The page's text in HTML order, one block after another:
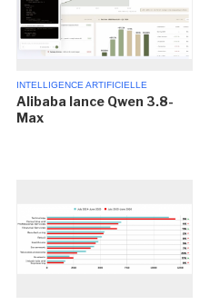
INTELLIGENCE ARTIFICIELLE
Alibaba lance Qwen 3.8-
Max